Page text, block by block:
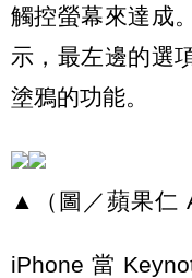
觸控螢幕來達成
示，最左邊的選
塗鴉的功能。
▲（圖／蘋果仁
iPhone 當